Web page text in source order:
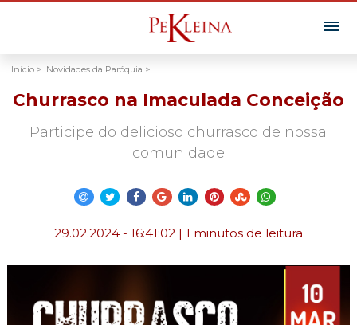
Início > Novidades da Paróquia >
Churrasco na Imaculada Conceição
Participe do delicioso churrasco de nossa
comunidade
29.02.2024 - 16:41:02 | 1 minutos de leitura